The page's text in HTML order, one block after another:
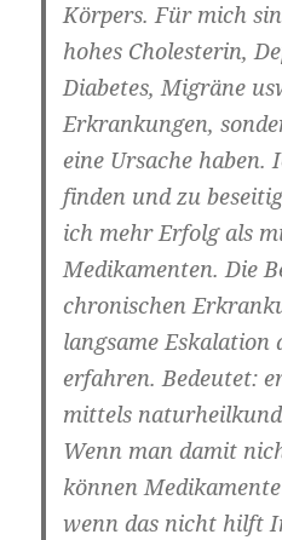
Körpers. Für mich
hohes Cholesterin,
Diabetes, Migräne
Erkrankungen,
eine Ursache haben.
finden und zu
ich mehr Erfolg als
Medikamenten. Die
chronischen
langsame
erfahren. Bedeutet:
mittels
Wenn man damit
können
wenn das nicht hilft